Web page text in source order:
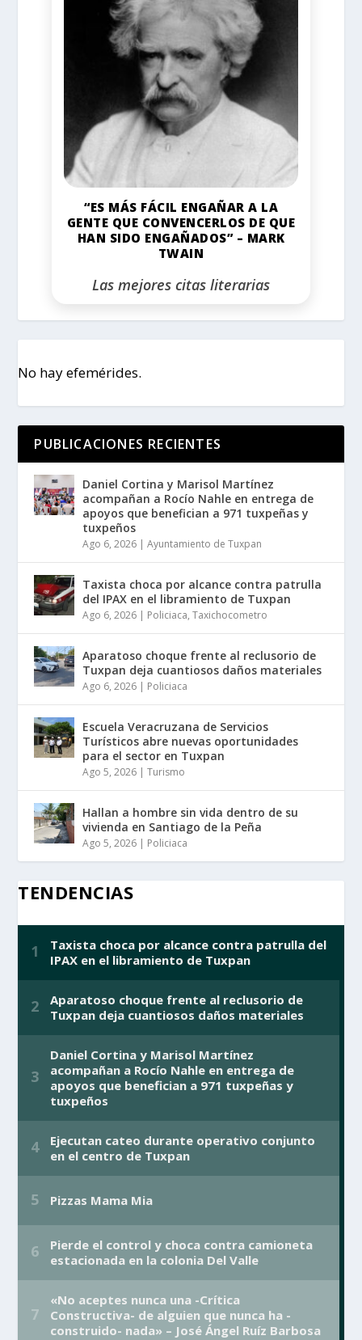
“ES MÁS FÁCIL ENGAÑAR A LA
GENTE QUE CONVENCERLOS DE QUE
HAN SIDO ENGAÑADOS” – MARK
TWAIN
Las mejores citas literarias
No hay efemérides.
PUBLICACIONES RECIENTES
Daniel Cortina y Marisol Martínez
acompañan a Rocío Nahle en entrega de
apoyos que benefician a 971 tuxpeñas y
tuxpeños
Ago 6, 2026 |Ayuntamiento de Tuxpan
Taxista choca por alcance contra patrulla
del IPAX en el libramiento de Tuxpan
Ago 6, 2026 | Policiaca,Taxichocometro
Aparatoso choque frente al reclusorio de
Tuxpan deja cuantiosos daños materiales
Ago 6, 2026 | Policiaca
Escuela Veracruzana de Servicios
Turísticos abre nuevas oportunidades
para el sector en Tuxpan
Ago 5, 2026 |Turismo
Hallan a hombre sin vida dentro de su
vivienda en Santiago de la Peña
Ago 5, 2026 | Policiaca
TENDENCIAS